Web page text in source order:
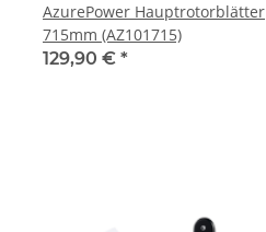
AzurePower Hauptrotorblätter
715mm (AZ101715)
129,90 € *